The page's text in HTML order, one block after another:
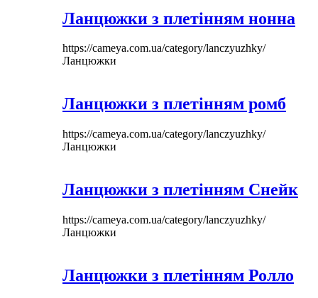
Ланцюжки з плетінням нонна
https://cameya.com.ua/category/lanczyuzhky/
Ланцюжки
Ланцюжки з плетінням ромб
https://cameya.com.ua/category/lanczyuzhky/
Ланцюжки
Ланцюжки з плетінням Снейк
https://cameya.com.ua/category/lanczyuzhky/
Ланцюжки
Ланцюжки з плетінням Ролло